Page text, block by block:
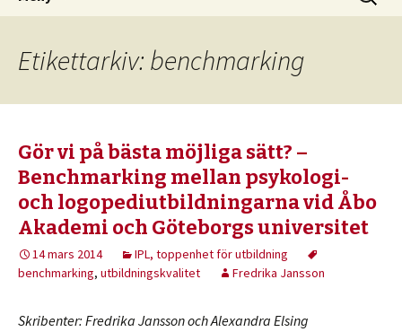
efter:
Etikettarkiv: benchmarking
Gör vi på bästa möjliga sätt? –
Benchmarking mellan psykologi-
och logopediutbildningarna vid Åbo
Akademi och Göteborgs universitet
14 mars 2014
IPL, toppenhet för utbildning
benchmarking, utbildningskvalitet Fredrika Jansson
Skribenter: Fredrika Jansson och Alexandra Elsing